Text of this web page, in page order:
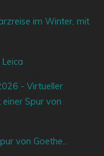
im Winter, mit
- Virtueller
Spur von
von Goethe…